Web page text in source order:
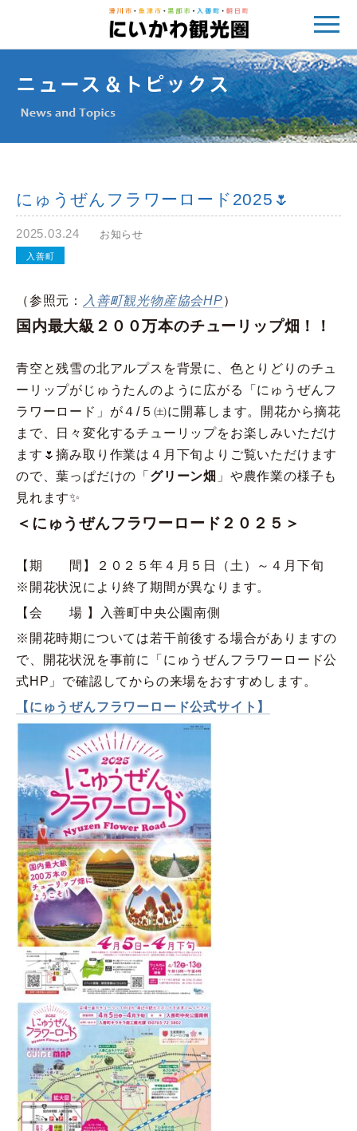
にゅうぜんフラワーロード2025🌷
2025.03.24 お知らせ
入善町
（参照元： 入善町観光物産協会HP）
国内最大級２００万本のチューリップ畑！！
青空と残雪の北アルプスを背景に、色とりどりのチュ
ーリップがじゅうたんのように広がる「にゅうぜんフ
ラワーロード」が４/５㈯に開幕します。開花から摘花
まで、日々変化するチューリップをお楽しみいただけ
ます🌷摘み取り作業は４月下旬よりご覧いただけます
ので、葉っぱだけの「 グリーン畑 」や農作業の様子も
見れます✨
＜にゅうぜんフラワーロード２０２５＞
【期 間】２０２５年４月５日（土）～４月下旬
※開花状況により終了期間が異なります。
【会 場 】入善町中央公園南側
※開花時期については若干前後する場合がありますの
で、開花状況を事前に「にゅうぜんフラワーロード公
式HP」で確認してからの来場をおすすめします。
【にゅうぜんフラワーロード公式サイト】